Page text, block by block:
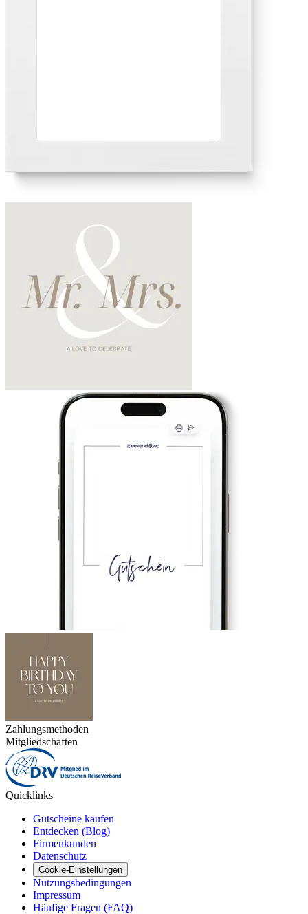
Zahlungsmethoden
Mitgliedschaften
Quicklinks
Gutscheine kaufen
Entdecken (Blog)
Firmenkunden
Datenschutz
Cookie-Einstellungen
Nutzungsbedingungen
Impressum
Häufige Fragen (FAQ)